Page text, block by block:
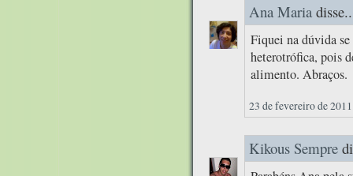
Ana Maria
Fiquei na dúvida
heterotrófica, pois
alimento. Abraços.
23 de fevereiro de
Kikous Sempre